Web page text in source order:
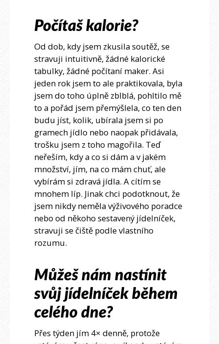
Počítaš kalorie?
Od dob, kdy jsem zkusila soutěž, se
stravuji intuitivně, žádné kalorické
tabulky, žádné počítaní maker. Asi
jeden rok jsem to ale praktikovala, byla
jsem do toho úplně zblblá, pohltilo mě
to a pořád jsem přemýšlela, co ten den
budu jíst, kolik, ubírala jsem si po
gramech jídlo nebo naopak přidávala,
trošku jsem z toho magořila. Teď
neřeším, kdy a co si dám a v jakém
množství, jím, na co mám chuť, ale
vybírám si zdravá jídla. A cítím se
mnohem líp. Jinak chci podotknout, že
jsem nikdy neměla výživového poradce
nebo od někoho sestavený jídelníček,
stravuji se čiště podle vlastního
rozumu.
Můžeš nám nastínit
svůj jídelníček během
celého dne?
Přes týden jím 4× denně, protože